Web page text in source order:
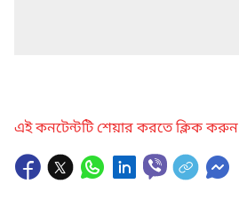
এই কনটেন্টটি শেয়ার করতে ক্লিক করুন